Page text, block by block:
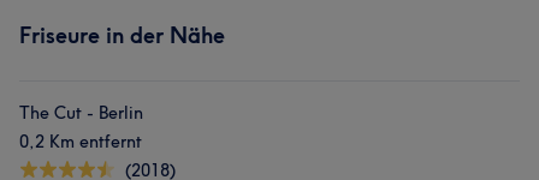
Friseure in der Nähe
The Cut - Berlin
0,2 Km entfernt
(2018)